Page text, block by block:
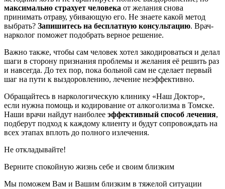
максимально страхует человека от желания снова
принимать отраву, убивающую его. Не знаете какой метод
выбрать? Запишитесь на бесплатную консультацию. Врач-
нарколог поможет подобрать верное решение.
Важно также, чтобы сам человек хотел закодироваться и делал
шаги в сторону признания проблемы и желания её решить раз
и навсегда. До тех пор, пока больной сам не сделает первый
шаг на пути к выздоровлению, лечение неэффективно.
Обращайтесь в наркологическую клинику «Наш Доктор»,
если нужна помощь и кодирование от алкоголизма в Томске.
Наши врачи найдут наиболее эффективный способ лечения,
подберут подход к каждому клиенту и будут сопровождать на
всех этапах вплоть до полного излечения.
Не откладывайте!
Верните спокойную жизнь себе и своим близким
Мы поможем Вам и Вашим близким в тяжелой ситуации